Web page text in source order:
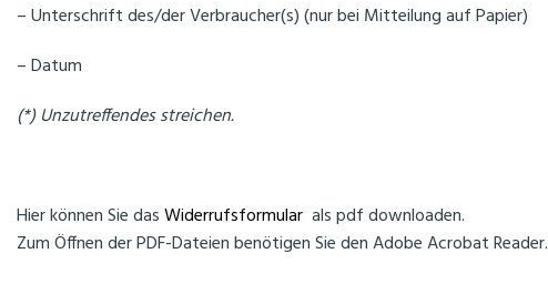
– Unterschrift des/der Verbraucher(s) (nur bei Mitteilung auf Papier)
– Datum
(*) Unzutreffendes streichen.
Hier können Sie dasWiderrufsformular als pdf downloaden.
Zum Öffnen der PDF-Dateien benötigen Sie den Adobe Acrobat Reader.